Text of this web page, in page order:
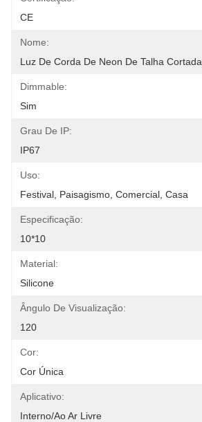
CE
Nome:
Luz De Corda De Neon De Talha Cortada
Dimmable:
Sim
Grau De IP:
IP67
Uso:
Festival, Paisagismo, Comercial, Casa
Especificação:
10*10
Material:
Silicone
Ângulo De Visualização:
120
Cor:
Cor Única
Aplicativo:
Interno/ao Ar Livre